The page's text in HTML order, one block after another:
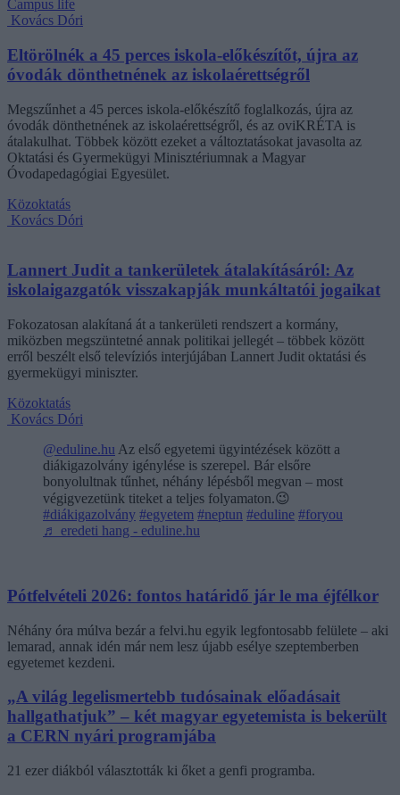
Campus life
Kovács Dóri
Eltörölnék a 45 perces iskola-előkészítőt, újra az
óvodák dönthetnének az iskolaérettségről
Megszűnhet a 45 perces iskola-előkészítő foglalkozás, újra az
óvodák dönthetnének az iskolaérettségről, és az oviKRÉTA is
átalakulhat. Többek között ezeket a változtatásokat javasolta az
Oktatási és Gyermekügyi Minisztériumnak a Magyar
Óvodapedagógiai Egyesület.
Közoktatás
Kovács Dóri
Lannert Judit a tankerületek átalakításáról: Az
iskolaigazgatók visszakapják munkáltatói jogaikat
Fokozatosan alakítaná át a tankerületi rendszert a kormány,
miközben megszüntetné annak politikai jellegét – többek között
erről beszélt első televíziós interjújában Lannert Judit oktatási és
gyermekügyi miniszter.
Közoktatás
Kovács Dóri
@eduline.hu Az első egyetemi ügyintézések között a
diákigazolvány igénylése is szerepel. Bár elsőre
bonyolultnak tűnhet, néhány lépésből megvan – most
végigvezetünk titeket a teljes folyamaton.😉
#diákigazolvány #egyetem #neptun #eduline #foryou
♬ eredeti hang - eduline.hu
Pótfelvételi 2026: fontos határidő jár le ma éjfélkor
Néhány óra múlva bezár a felvi.hu egyik legfontosabb felülete – aki
lemarad, annak idén már nem lesz újabb esélye szeptemberben
egyetemet kezdeni.
„A világ legelismertebb tudósainak előadásait
hallgathatjuk” – két magyar egyetemista is bekerült
a CERN nyári programjába
21 ezer diákból választották ki őket a genfi programba.